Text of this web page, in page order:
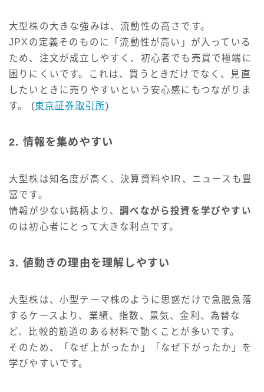
大型株の大きな強みは、流動性の高さです。
JPXの定義そのものに「流動性が高い」が入っている
ため、注文が成立しやすく、初心者でも売買で極端に
困りにくいです。これは、買うときだけでなく、見直
したいときに売りやすいという安心感にもつながりま
す。 (東京証券取引所)
2. 情報を集めやすい
大型株は知名度が高く、決算資料やIR、ニュースも豊
富です。
情報が少ない銘柄より、調べながら投資を学びやすい
のは初心者にとって大きな利点です。
3. 値動きの理由を理解しやすい
大型株は、小型テーマ株のように思惑だけで急騰急落
するケースより、業績、指数、景気、金利、為替な
ど、比較的筋道のある材料で動くことが多いです。
そのため、「なぜ上がったか」「なぜ下がったか」を
学びやすいです。